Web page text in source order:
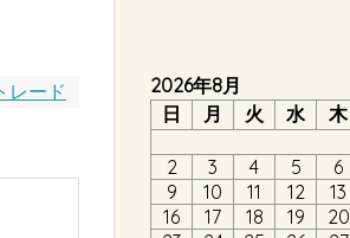
レード
2026年8月
日
月 火 水 木
2
3 4 5 6
9
10 11 12 13
16
17 18 19 20